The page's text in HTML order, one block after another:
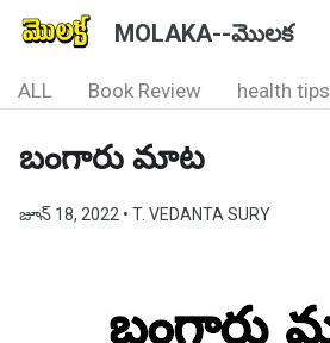
MOLAKA--మొలక
ALL Book Review health tips
బంగారు మాట
జూన్ 18, 2022 • T. VEDANTA SURY